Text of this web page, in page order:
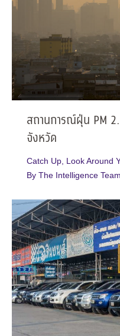
สถานการณ์ฝุ่น PM
จังหวัด
Catch Up Look Around
By The Intelligence Team